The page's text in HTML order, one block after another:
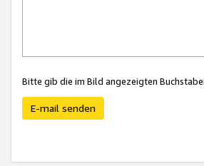
Bitte gib die im Bild angezeigten
E-mail senden